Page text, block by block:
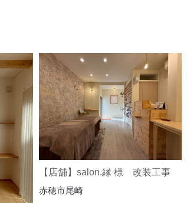
【店舗】salon.縁 様 改装工事
赤穂市尾崎